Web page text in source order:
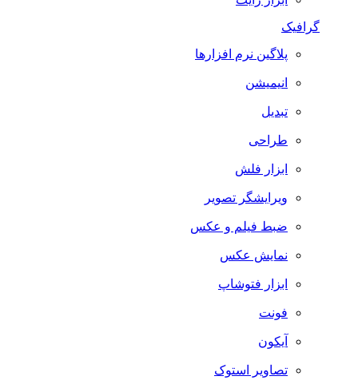
گرافیک
پلاگین نرم افزارها
انیمیشن
تبدیل
طراحی
ابزار فلش
ویرایشگر تصویر
ضبط فيلم و عكس
نمایش عکس
ابزار فتوشاپ
فونت
آیکون
تصاویر استوک